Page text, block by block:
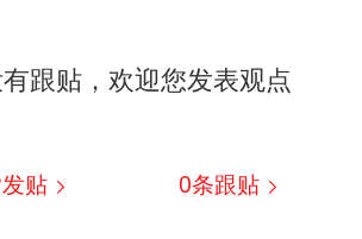
跟贴，欢迎您发表观点
贴 0条跟贴